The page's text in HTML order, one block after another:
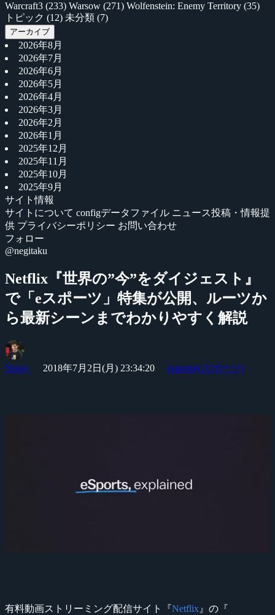
Warcraft3 (233) Warsow (271) Wolfenstein: Enemy Territory (35)
トピック (12) 未分類 (7)
アーカイブ
2026年8月
2026年7月
2026年6月
2026年5月
2026年4月
2026年3月
2026年2月
2026年1月
2025年12月
2025年11月
2025年10月
2025年9月
サイト情報
サイトについて configデータファイル ニュース投稿・情報提
供 プライバシーポリシー お問い合わせ
フォロー
@negitaku
Netflix『世界の”今”をダイジェスト』
で「eスポーツ」特集が公開、ルーツか
ら最新シーンまでわかりやすく解説
Yossy 2018年7月2日(月) 23:34:20 esports(eスポーツ)
有料動画ストリーミング配信サイト『 Netflix』の『